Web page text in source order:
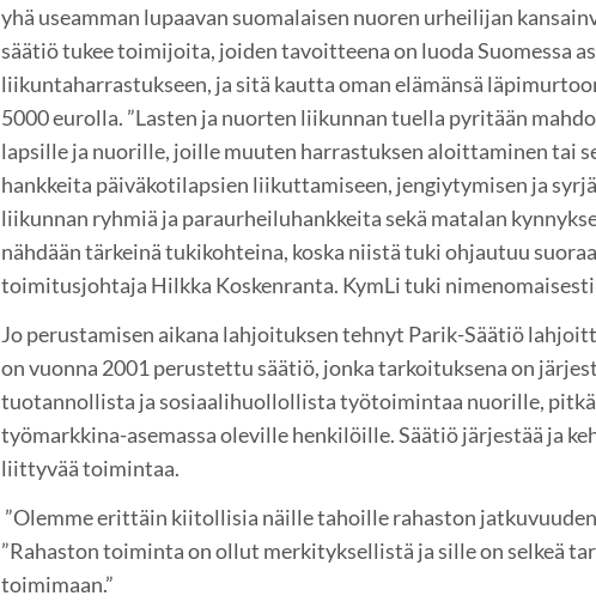
yhä useamman lupaavan suomalaisen nuoren urheilijan
säätiö tukee toimijoita, joiden tavoitteena on luoda Suomessa
liikuntaharrastukseen, ja sitä kautta oman elämänsä
5000 eurolla. ”Lasten ja nuorten liikunnan tuella pyritään
lapsille ja nuorille, joille muuten harrastuksen aloittaminen tai
hankkeita päiväkotilapsien liikuttamiseen, jengiytymisen ja
liikunnan ryhmiä ja paraurheiluhankkeita sekä matalan
nähdään tärkeinä tukikohteina, koska niistä tuki ohjautuu
toimitusjohtaja Hilkka Koskenranta. KymLi tuki
Jo perustamisen aikana lahjoituksen tehnyt Parik-Säätiö
on vuonna 2001 perustettu säätiö, jonka tarkoituksena on
tuotannollista ja sosiaalihuollollista työtoimintaa nuorille,
työmarkkina-asemassa oleville henkilöille. Säätiö järjestää ja
liittyvää toimintaa.
”Olemme erittäin kiitollisia näille tahoille rahaston
”Rahaston toiminta on ollut merkityksellistä ja sille on selkeä
toimimaan.”